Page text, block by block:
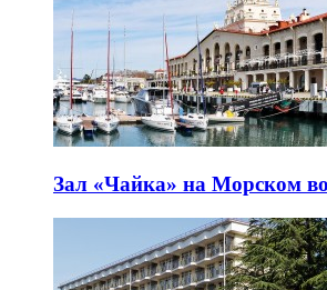
Зал «Чайка» на Морском